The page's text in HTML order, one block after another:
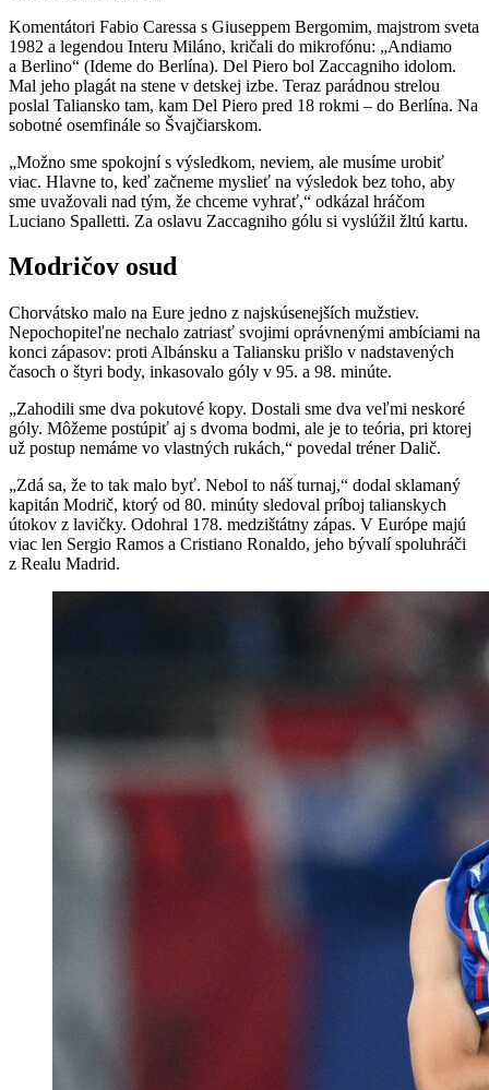
Komentátori Fabio Caressa s Giuseppem Bergomim, majstrom sveta
1982 a legendou Interu Miláno, kričali do mikrofónu: „Andiamo
a Berlino“ (Ideme do Berlína). Del Piero bol Zaccagniho idolom.
Mal jeho plagát na stene v detskej izbe. Teraz parádnou strelou
poslal Taliansko tam, kam Del Piero pred 18 rokmi – do Berlína. Na
sobotné osemfinále so Švajčiarskom.
„Možno sme spokojní s výsledkom, neviem, ale musíme urobiť
viac. Hlavne to, keď začneme myslieť na výsledok bez toho, aby
sme uvažovali nad tým, že chceme vyhrať,“ odkázal hráčom
Luciano Spalletti. Za oslavu Zaccagniho gólu si vyslúžil žltú kartu.
Modričov osud
Chorvátsko malo na Eure jedno z najskúsenejších mužstiev.
Nepochopiteľne nechalo zatriasť svojimi oprávnenými ambíciami na
konci zápasov: proti Albánsku a Taliansku prišlo v nadstavených
časoch o štyri body, inkasovalo góly v 95. a 98. minúte.
„Zahodili sme dva pokutové kopy. Dostali sme dva veľmi neskoré
góly. Môžeme postúpiť aj s dvoma bodmi, ale je to teória, pri ktorej
už postup nemáme vo vlastných rukách,“ povedal tréner Dalič.
„Zdá sa, že to tak malo byť. Nebol to náš turnaj,“ dodal sklamaný
kapitán Modrič, ktorý od 80. minúty sledoval príboj talianskych
útokov z lavičky. Odohral 178. medzištátny zápas. V Európe majú
viac len Sergio Ramos a Cristiano Ronaldo, jeho bývalí spoluhráči
z Realu Madrid.